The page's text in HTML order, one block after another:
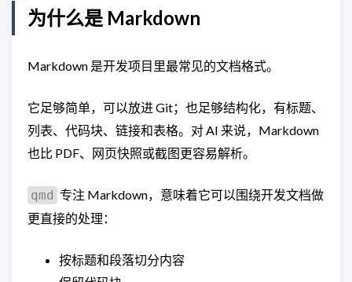
为什么是 Markdown
Markdown 是开发项目里最常见的文档格式。
它足够简单，可以放进 Git；也足够结构化，有标题、
列表、代码块、链接和表格。对 AI 来说，Markdown
也比 PDF、网页快照或截图更容易解析。
qmd 专注 Markdown，意味着它可以围绕开发文档做
更直接的处理：
按标题和段落切分内容